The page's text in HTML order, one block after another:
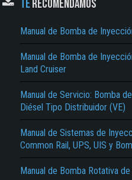
TE RECOMENDAMOS
Manual de Bomba de
Manual de Bomba de
Land Cruiser
Manual de Servicio: Bomba
Diésel Tipo Distribuidor (VE)
Manual de Sistemas de
Common Rail, UPS, UIS y
Manual de Bomba Rotativa
El Título es
Texto o Imagen de
No carga o no se
Reportar otro tipo